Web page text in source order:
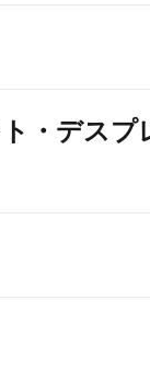
・デスプ